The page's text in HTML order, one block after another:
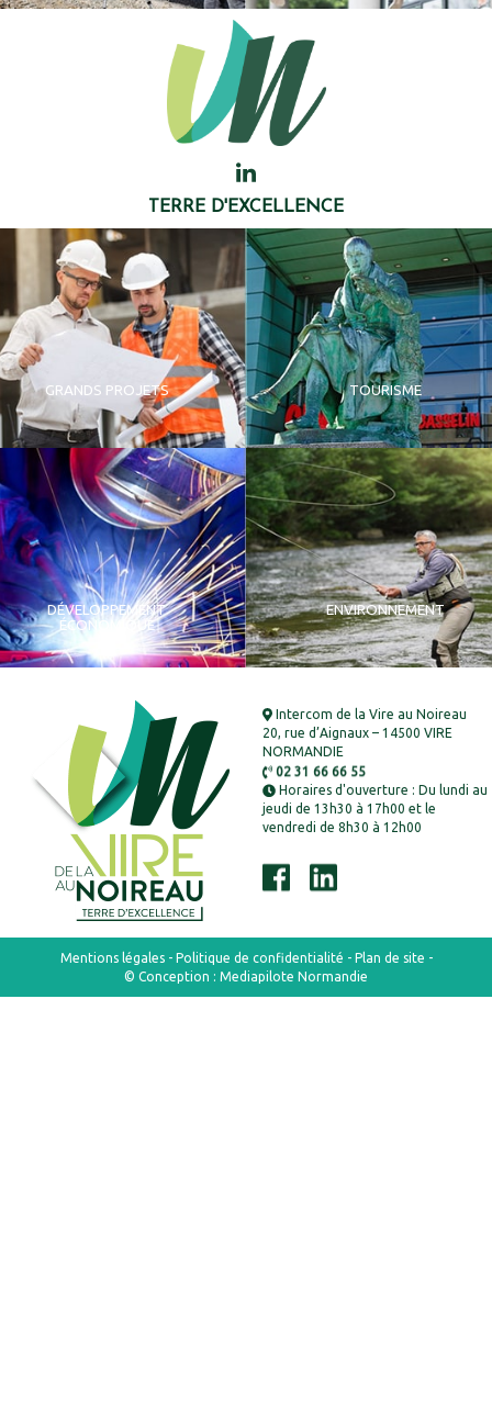
TERRE D'EXCELLENCE
GRANDS PROJETS TOURISME
DÉVELOPPEMENT
ÉCONOMIQUE
ENVIRONNEMENT
Intercom de la Vire au Noireau
20, rue d’Aignaux – 14500 VIRE
NORMANDIE
02 31 66 66 55
Horaires d'ouverture : Du lundi au
jeudi de 13h30 à 17h00 et le
vendredi de 8h30 à 12h00
Mentions légales- Politique de confidentialité - Plan de site -
© Conception : Mediapilote Normandie